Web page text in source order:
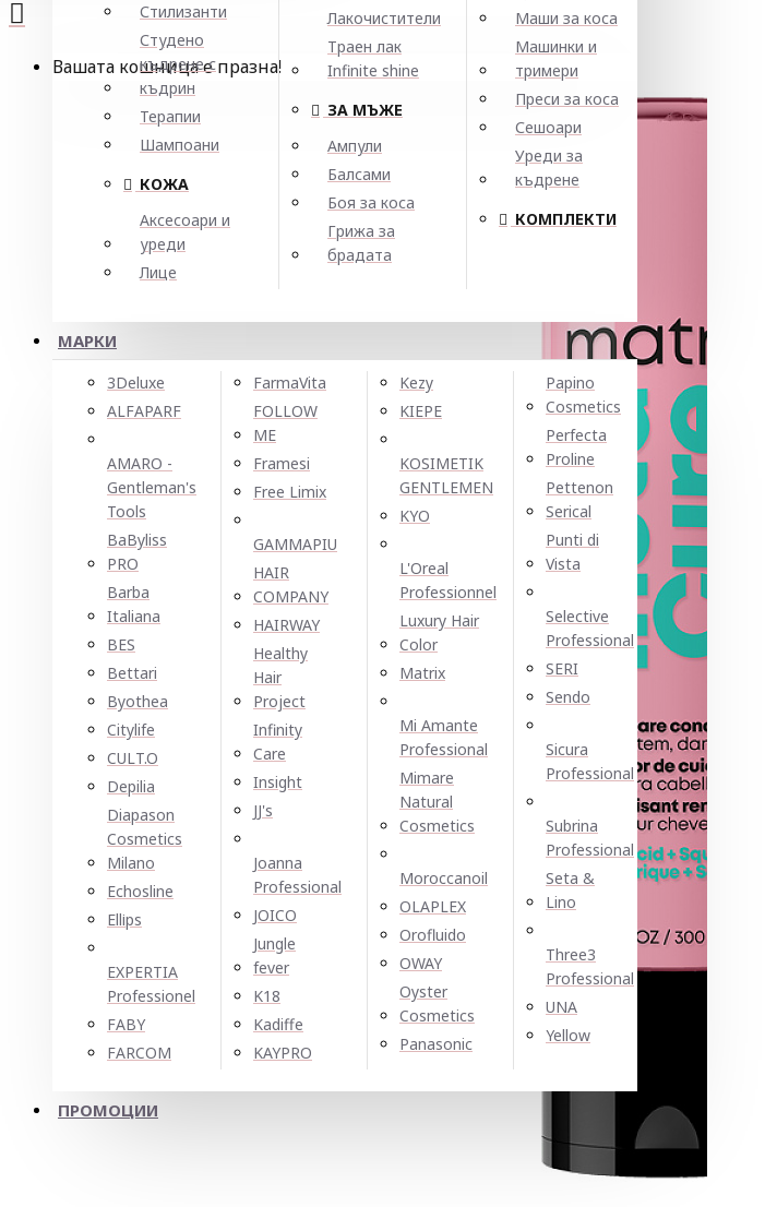
Стилизанти
Студено
къдрене с
къдрин
Терапии
Шампоани
КОЖА
Аксесоари и
уреди
Лице
Лакочистители
Траен лак
Infinite shine
ЗА МЪЖЕ
Ампули
Балсами
Боя за коса
Грижа за
брадата
Маши за коса
Машинки и
тримери
Преси за коса
Сешоари
Уреди за
къдрене
КОМПЛЕКТИ
МАРКИ
3Deluxe
ALFAPARF
AMARO -
Gentleman's
Tools
BaByliss
PRO
Barba
Italiana
BES
Bettari
Byothea
Citylife
CULT.O
Depilia
Diapason
Cosmetics
Milano
Echosline
Ellірѕ
EXPERTIA
Professionel
FABY
FARCOM
FarmaVita
FOLLOW
ME
Framesi
Free Limix
GAMMAPIU
HAIR
COMPANY
HAIRWAY
Healthy
Hair
Project
Infinity
Care
Insight
JJ's
Joanna
Professional
JOICO
Jungle
fever
K18
Kadiffe
KAYPRO
Kezy
KIEPE
KOSIMETIK
GENTLEMEN
KYO
L'Oreal
Professionnel
Luxury Hair
Color
Matrix
Mi Amante
Professional
Mimare
Natural
Cosmetics
Moroccanoil
OLAPLEX
Orofluido
OWAY
Oyster
Cosmetics
Panasonic
Papino
Cosmetics
Perfecta
Proline
Pettenon
Serical
Punti di
Vista
Selective
Professional
SERI
Sendo
Sicura
Professional
Subrina
Professional
Seta &
Lino
Three3
Professional
UNA
Yellow
ПРОМОЦИИ
Вашата кошница е празна!